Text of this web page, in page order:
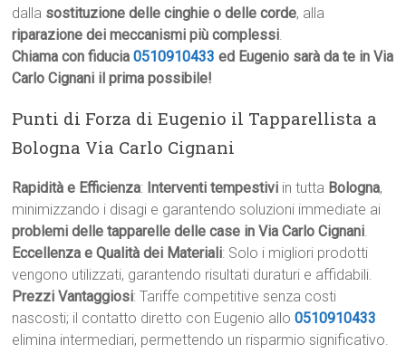
dalla sostituzione delle cinghie o delle corde, alla
riparazione dei meccanismi più complessi.
Chiama con fiducia0510910433 ed Eugenio sarà da te in Via
Carlo Cignani il prima possibile!
Punti di Forza di Eugenio il Tapparellista a
Bologna Via Carlo Cignani
Rapidità e Efficienza: Interventi tempestivi in tutta Bologna,
minimizzando i disagi e garantendo soluzioni immediate ai
problemi delle tapparelle delle case in Via Carlo Cignani.
Eccellenza e Qualità dei Materiali: Solo i migliori prodotti
vengono utilizzati, garantendo risultati duraturi e affidabili.
Prezzi Vantaggiosi: Tariffe competitive senza costi
nascosti; il contatto diretto con Eugenio allo0510910433
elimina intermediari, permettendo un risparmio significativo.